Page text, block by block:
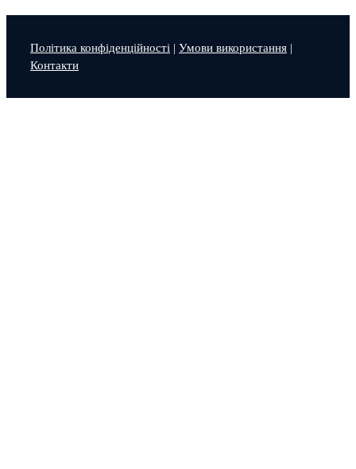
Політика конфіденційності | Умови використання |
Контакти